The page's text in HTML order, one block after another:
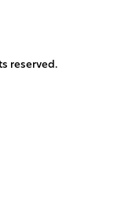
reserved.